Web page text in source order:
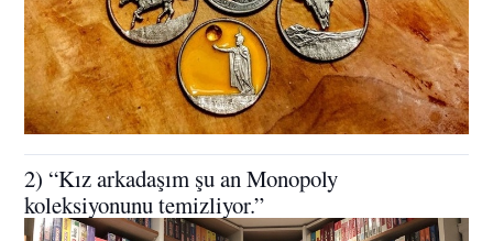
2) “Kız arkadaşım şu an Monopoly
koleksiyonunu temizliyor.”